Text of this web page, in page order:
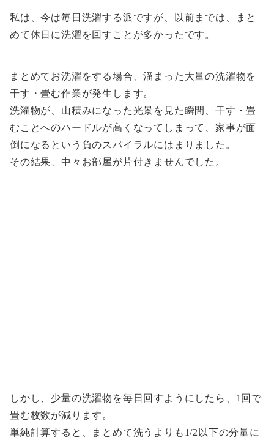
私は、今は毎日洗濯する派ですが、以前までは、まと
めて休日に洗濯を回すことが多かったです。
まとめてお洗濯をする場合、溜まった大量の洗濯物を
干す・畳む作業が発生します。
洗濯物が、山積みになった光景を見た瞬間、干す・畳
むことへのハードルが高くなってしまって、家事が面
倒になるという負のスパイラルにはまりました。
その結果、中々お部屋が片付きませんでした。
しかし、少量の洗濯物を毎日回すようにしたら、1回で
畳む枚数が減ります。
単純計算すると、まとめて洗うよりも1/2以下の分量に